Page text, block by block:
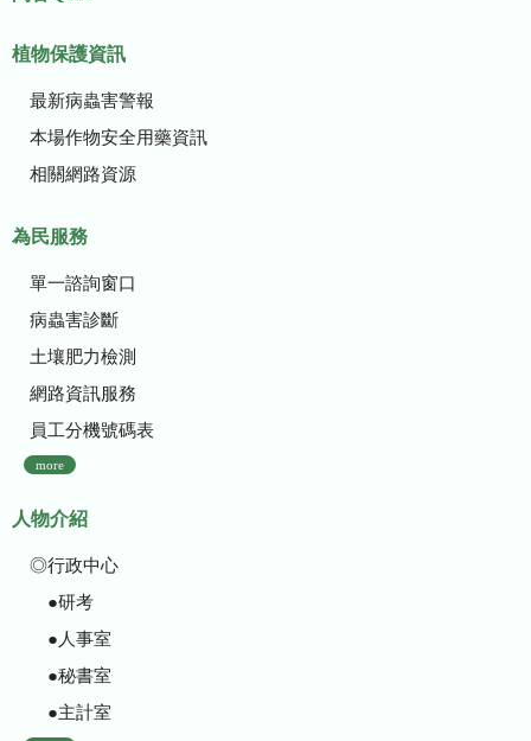
植物保護資訊
最新病蟲害警報
本場作物安全用藥資訊
相關網路資源
為民服務
單一諮詢窗口
病蟲害診斷
土壤肥力檢測
網路資訊服務
員工分機號碼表
more
人物介紹
◎行政中心
●研考
●人事室
●秘書室
●主計室